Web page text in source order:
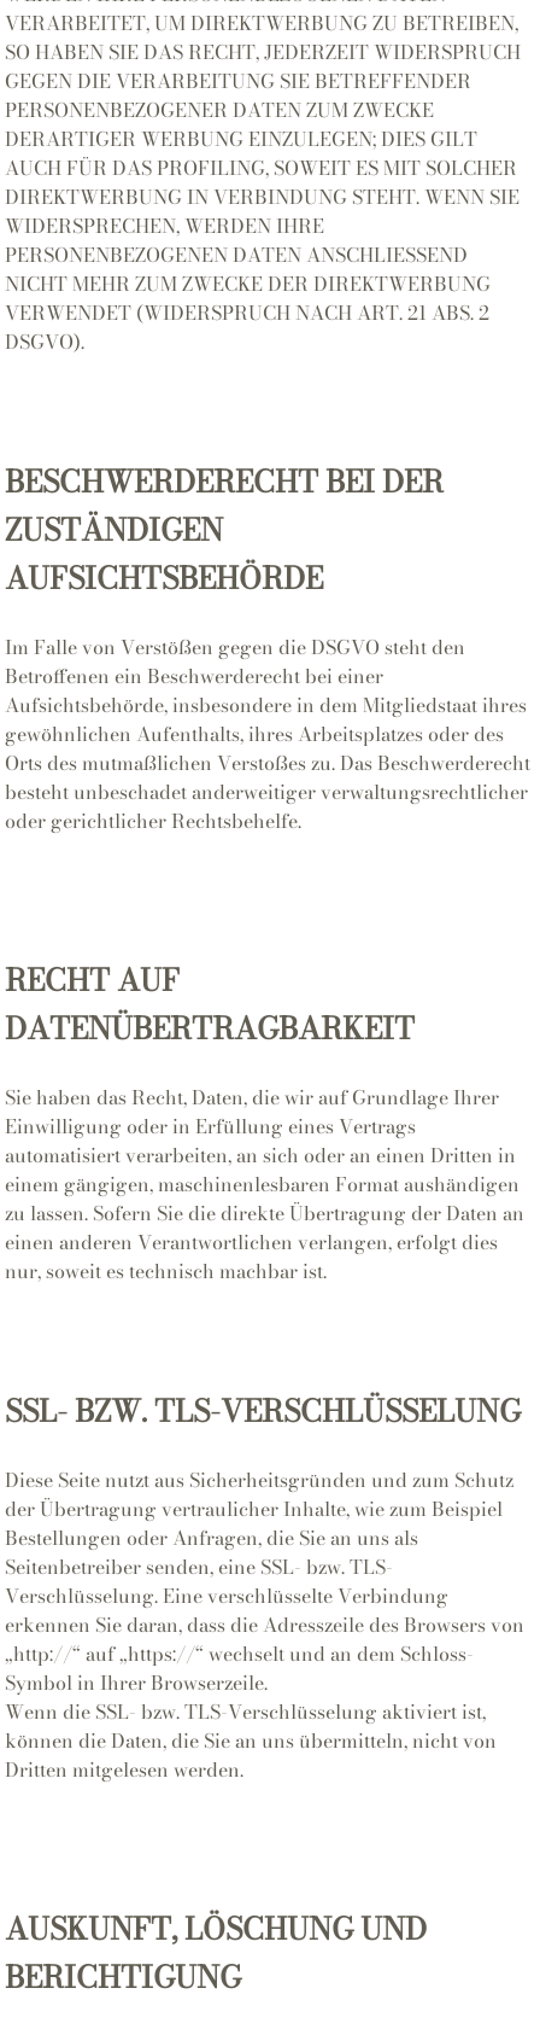
VERARBEITET, UM DIREKTWERBUNG ZU BETREIBEN,
SO HABEN SIE DAS RECHT, JEDERZEIT WIDERSPRUCH
GEGEN DIE VERARBEITUNG SIE BETREFFENDER
PERSONENBEZOGENER DATEN ZUM ZWECKE
DERARTIGER WERBUNG EINZULEGEN; DIES GILT
AUCH FÜR DAS PROFILING, SOWEIT ES MIT SOLCHER
DIREKTWERBUNG IN VERBINDUNG STEHT. WENN SIE
WIDERSPRECHEN, WERDEN IHRE
PERSONENBEZOGENEN DATEN ANSCHLIESSEND
NICHT MEHR ZUM ZWECKE DER DIREKTWERBUNG
VERWENDET (WIDERSPRUCH NACH ART. 21 ABS. 2
DSGVO).
BESCHWERDERECHT BEI DER
ZUSTÄNDIGEN
AUFSICHTSBEHÖRDE
Im Falle von Verstößen gegen die DSGVO steht den
Betroffenen ein Beschwerderecht bei einer
Aufsichtsbehörde, insbesondere in dem Mitgliedstaat ihres
gewöhnlichen Aufenthalts, ihres Arbeitsplatzes oder des
Orts des mutmaßlichen Verstoßes zu. Das Beschwerderecht
besteht unbeschadet anderweitiger verwaltungsrechtlicher
oder gerichtlicher Rechtsbehelfe.
RECHT AUF
DATENÜBERTRAGBARKEIT
Sie haben das Recht, Daten, die wir auf Grundlage Ihrer
Einwilligung oder in Erfüllung eines Vertrags
automatisiert verarbeiten, an sich oder an einen Dritten in
einem gängigen, maschinenlesbaren Format aushändigen
zu lassen. Sofern Sie die direkte Übertragung der Daten an
einen anderen Verantwortlichen verlangen, erfolgt dies
nur, soweit es technisch machbar ist.
SSL- BZW. TLS-VERSCHLÜSSELUNG
Diese Seite nutzt aus Sicherheitsgründen und zum Schutz
der Übertragung vertraulicher Inhalte, wie zum Beispiel
Bestellungen oder Anfragen, die Sie an uns als
Seitenbetreiber senden, eine SSL- bzw. TLS-
Verschlüsselung. Eine verschlüsselte Verbindung
erkennen Sie daran, dass die Adresszeile des Browsers von
„http://“ auf „https://“ wechselt und an dem Schloss-
Symbol in Ihrer Browserzeile.
Wenn die SSL- bzw. TLS-Verschlüsselung aktiviert ist,
können die Daten, die Sie an uns übermitteln, nicht von
Dritten mitgelesen werden.
AUSKUNFT, LÖSCHUNG UND
BERICHTIGUNG